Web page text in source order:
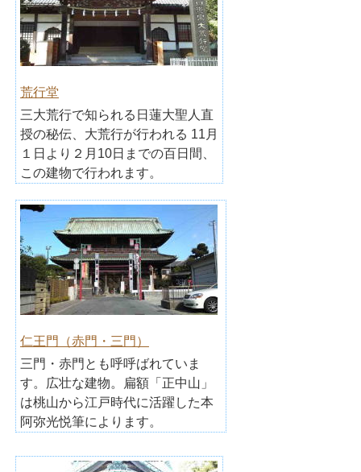
荒行堂
三大荒行で知られる日蓮大聖人直
授の秘伝、大荒行が行われる 11月
１日より２月10日までの百日間、
この建物で行われます。
仁王門（赤門・三門）
三門・赤門とも呼呼ばれていま
す。広壮な建物。扁額「正中山」
は桃山から江戸時代に活躍した本
阿弥光悦筆によります。